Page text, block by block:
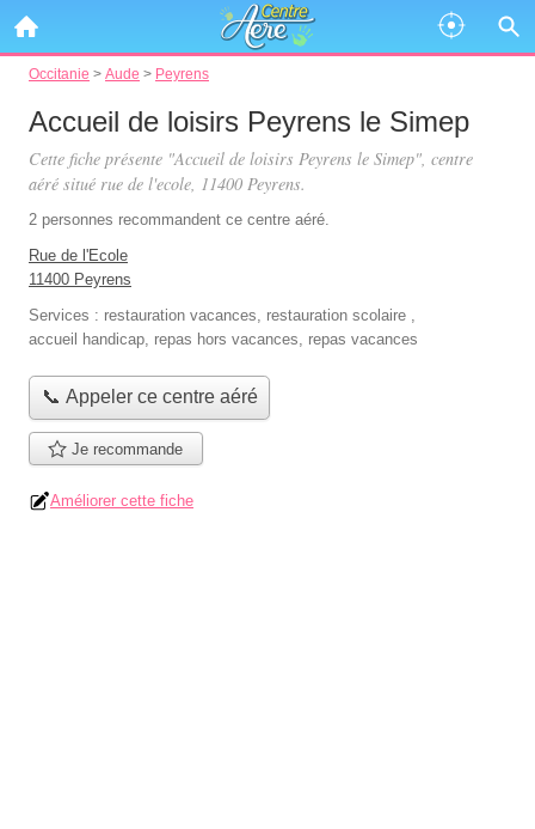
Occitanie > Aude > Peyrens
Accueil de loisirs Peyrens le Simep
Cette fiche présente "Accueil de loisirs Peyrens le Simep", centre
aéré situé rue de l'ecole, 11400 Peyrens.
2 personnes recommandent ce centre aéré.
Rue de l'Ecole
11400 Peyrens
Services : restauration vacances, restauration scolaire ,
accueil handicap, repas hors vacances, repas vacances
📞 Appeler ce centre aéré
Je recommande
Améliorer cette fiche